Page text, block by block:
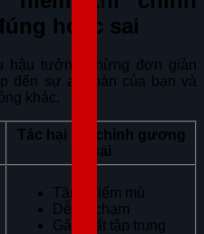
hoặc sai
hậu tưởng chừng đơn giản
đến sự an toàn của bạn và
khác.
Tác hại khi chỉnh gương
sai
Tăng điểm mù
Dễ va chạm
Gây mất tập trung